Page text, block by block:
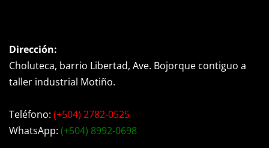
Choluteca, barrio Libertad, Ave. Bojorque contiguo a
taller industrial Motiño.